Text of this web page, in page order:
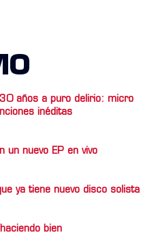
años a puro delirio: micro
inéditas
un nuevo EP en vivo
ya tiene nuevo disco solista
bien